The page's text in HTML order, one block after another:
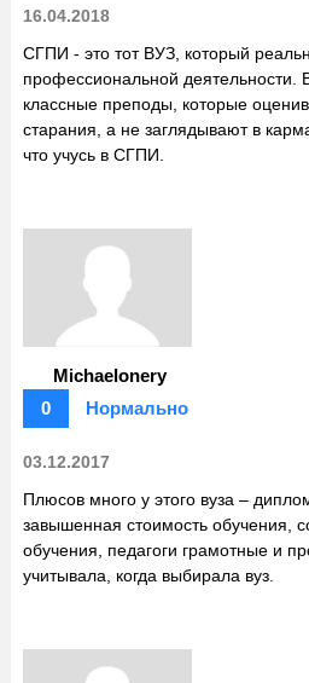
16.04.2018
СГПИ - это тот ВУЗ, который
профессиональной деятельности.
классные преподы, которые
старания, а не заглядывают в
что учусь в СГПИ.
Michaelonery
0
Нормально
03.12.2017
Плюсов много у этого вуза –
завышенная стоимость обучения,
обучения, педагоги грамотные и
учитывала, когда выбирала вуз.